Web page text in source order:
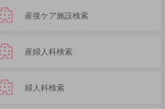
産後ケア施設検索
産婦人科検索
婦人科検索